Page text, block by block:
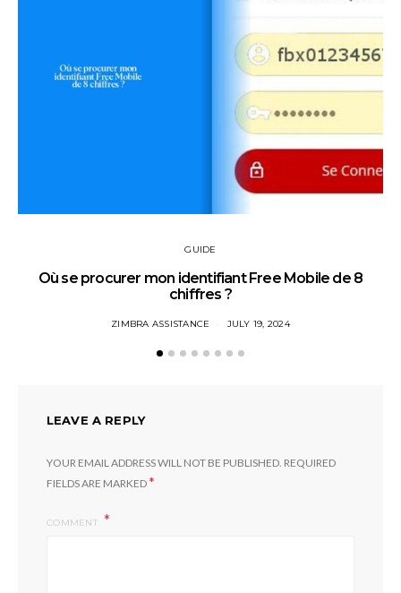
GUIDE
Où se procurer mon identifiant Free Mobile de 8
chiffres ?
ZIMBRA ASSISTANCE JULY 19, 2024
LEAVE A REPLY
YOUR EMAIL ADDRESS WILL NOT BE PUBLISHED. REQUIRED
FIELDS ARE MARKED*
COMMENT